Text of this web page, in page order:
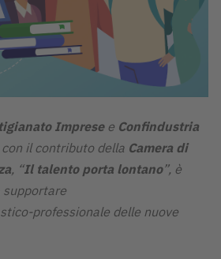
Impresee Confindustria
con il contributo della Camera di
, “Il talento porta lontano”, è
supportare
professionale delle nuove